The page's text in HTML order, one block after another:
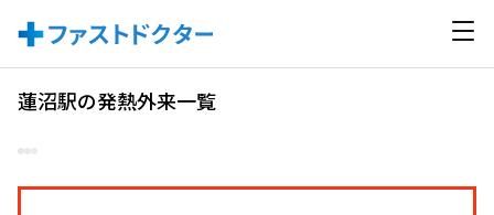
蓮沼駅の発熱外来一覧